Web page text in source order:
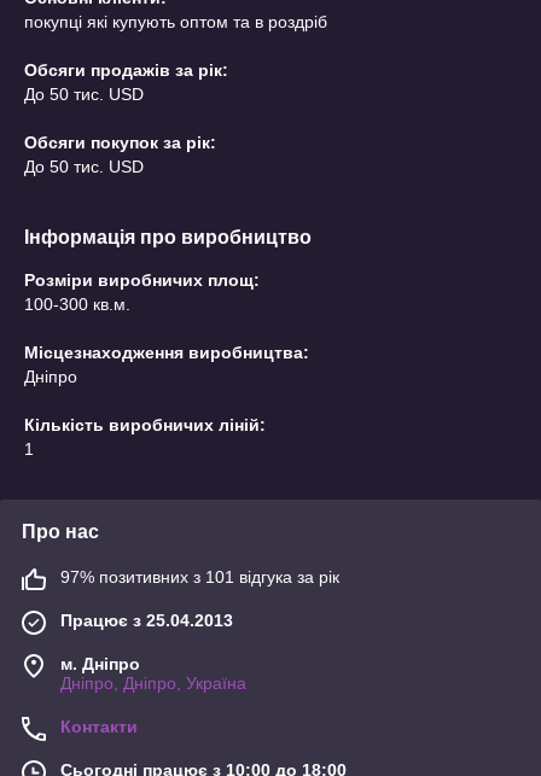
покупці які купують оптом та в роздріб
Обсяги продажів за рік:
До 50 тис. USD
Обсяги покупок за рік:
До 50 тис. USD
Інформація про виробництво
Розміри виробничих площ:
100-300 кв.м.
Місцезнаходження виробництва:
Дніпро
Кількість виробничих ліній:
1
Про нас
97% позитивних з 101 відгука за рік
Працює з 25.04.2013
м. Дніпро
Дніпро, Дніпро, Україна
Контакти
Сьогодні працює з 10:00 до 18:00